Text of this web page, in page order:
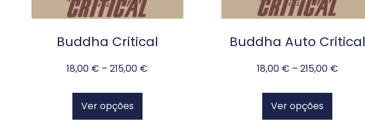
Buddha Critical
18,00 € – 215,00 €
Ver opções
Buddha Auto Critical
18,00 € – 215,00 €
Ver opções